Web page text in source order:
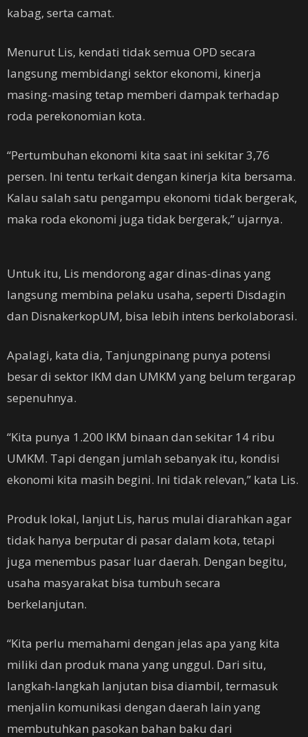
kabag, serta camat.
Menurut Lis, kendati tidak semua OPD secara
langsung membidangi sektor ekonomi, kinerja
masing-masing tetap memberi dampak terhadap
roda perekonomian kota.
“Pertumbuhan ekonomi kita saat ini sekitar 3,76
persen. Ini tentu terkait dengan kinerja kita bersama.
Kalau salah satu pengampu ekonomi tidak bergerak,
maka roda ekonomi juga tidak bergerak,” ujarnya.
Untuk itu, Lis mendorong agar dinas-dinas yang
langsung membina pelaku usaha, seperti Disdagin
dan DisnakerkopUM, bisa lebih intens berkolaborasi.
Apalagi, kata dia, Tanjungpinang punya potensi
besar di sektor IKM dan UMKM yang belum tergarap
sepenuhnya.
“Kita punya 1.200 IKM binaan dan sekitar 14 ribu
UMKM. Tapi dengan jumlah sebanyak itu, kondisi
ekonomi kita masih begini. Ini tidak relevan,” kata Lis.
Produk lokal, lanjut Lis, harus mulai diarahkan agar
tidak hanya berputar di pasar dalam kota, tetapi
juga menembus pasar luar daerah. Dengan begitu,
usaha masyarakat bisa tumbuh secara
berkelanjutan.
“Kita perlu memahami dengan jelas apa yang kita
miliki dan produk mana yang unggul. Dari situ,
langkah-langkah lanjutan bisa diambil, termasuk
menjalin komunikasi dengan daerah lain yang
membutuhkan pasokan bahan baku dari